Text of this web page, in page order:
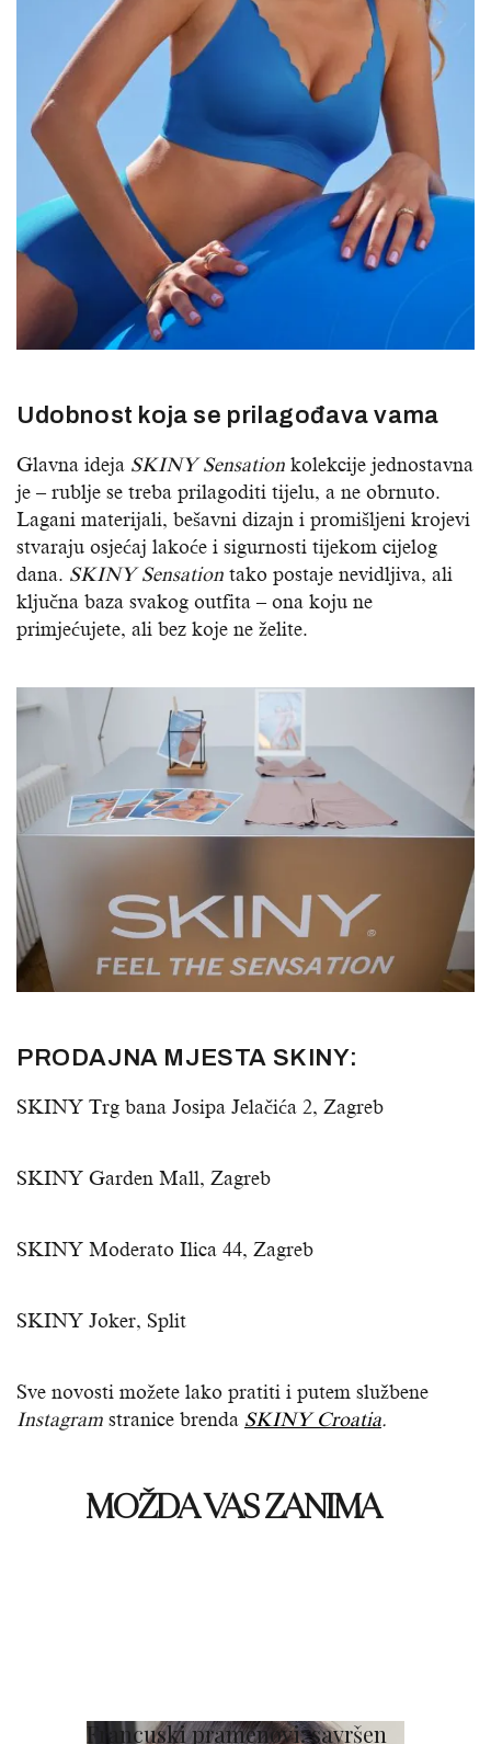
Udobnost koja se prilagođava vama
Glavna ideja SKINY Sensation kolekcije jednostavna
je – rublje se treba prilagoditi tijelu, a ne obrnuto.
Lagani materijali, bešavni dizajn i promišljeni krojevi
stvaraju osjećaj lakoće i sigurnosti tijekom cijelog
dana. SKINY Sensation tako postaje nevidljiva, ali
ključna baza svakog outfita – ona koju ne
primjećujete, ali bez koje ne želite.
PRODAJNA MJESTA SKINY:
SKINY Trg bana Josipa Jelačića 2, Zagreb
SKINY Garden Mall, Zagreb
SKINY Moderato Ilica 44, Zagreb
SKINY Joker, Split
Sve novosti možete lako pratiti i putem službene
Instagram stranice brenda SKINY Croatia.
MOŽDA VAS ZANIMA
Francuski pramenovi: savršen